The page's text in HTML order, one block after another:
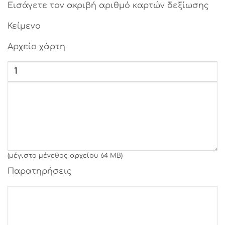
Γραμματοσειρά 26
Γραμματοσειρά 27
Γραμματοσειρά 28
Γραμματοσειρά 31
Εισάγετε τον ακριβή αριθμό καρτών δεξίωσης
Κείμενο
Αρχείο χάρτη
(μέγιστο μέγεθος αρχείου 64 MB)
Παρατηρήσεις